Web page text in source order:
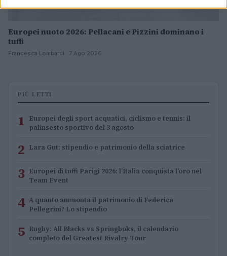
Europei nuoto 2026: Pellacani e Pizzini dominano i
tuffi
Francesca Lombardi · 7 Ago 2026
PIÙ LETTI
1 Europei degli sport acquatici, ciclismo e tennis: il
palinsesto sportivo del 3 agosto
2 Lara Gut: stipendio e patrimonio della sciatrice
3 Europei di tuffi Parigi 2026: l’Italia conquista l’oro nel
Team Event
4 A quanto ammonta il patrimonio di Federica
Pellegrini? Lo stipendio
5 Rugby: All Blacks vs Springboks, il calendario
completo del Greatest Rivalry Tour